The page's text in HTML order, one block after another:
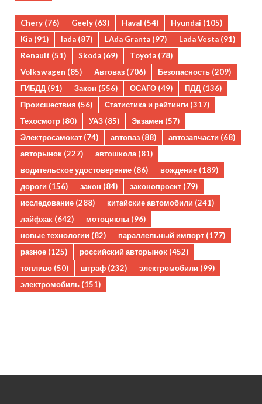
Chery (76) Geely (63) Haval (54) Hyundai (105)
Kia (91) lada (87) LAda Granta (97) Lada Vesta (91)
Renault (51) Skoda (69) Toyota (78)
Volkswagen (85) Автоваз (706) Безопасность (209)
ГИБДД (91) Закон (556) ОСАГО (49) ПДД (136)
Происшествия (56) Статистика и рейтинги (317)
Техосмотр (80) УАЗ (85) Экзамен (57)
Электросамокат (74) автоваз (88) автозапчасти (68)
авторынок (227) автошкола(81)
водительское удостоверение (86) вождение (189)
дороги (156) закон (84) законопроект (79)
исследование (288) китайские автомобили (241)
лайфхак (642) мотоциклы (96)
новые технологии (82) параллельный импорт (177)
разное (125) российский авторынок (452)
топливо (50) штраф (232) электромобили (99)
электромобиль (151)